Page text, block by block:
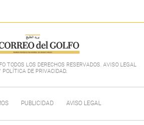
TODOS LOS DERECHOS RESERVADOS. AVISO LEGAL
POLÍTICA DE PRIVACIDAD.
PUBLICIDAD AVISO LEGAL